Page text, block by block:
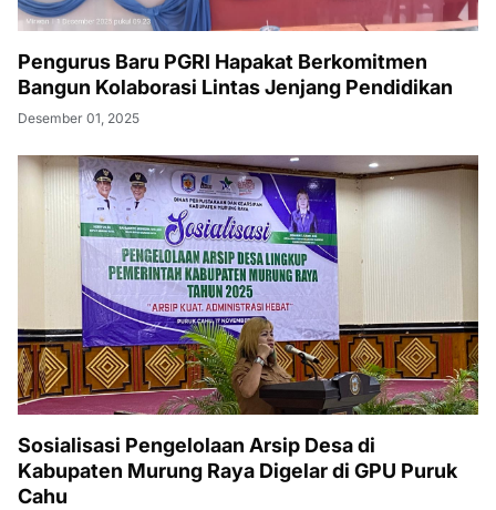
Pengurus Baru PGRI Hapakat Berkomitmen
Bangun Kolaborasi Lintas Jenjang Pendidikan
Desember 01, 2025
Sosialisasi Pengelolaan Arsip Desa di
Kabupaten Murung Raya Digelar di GPU Puruk
Cahu